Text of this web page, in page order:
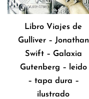
Libro Viajes de
Gulliver – Jonathan
Swift – Galaxia
Gutenberg – leido
– tapa dura –
ilustrado